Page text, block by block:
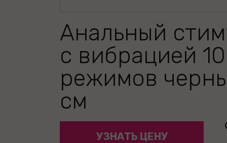
Анальный
с вибрацией 10
режимов
см
УЗНАТЬ ЦЕНУ